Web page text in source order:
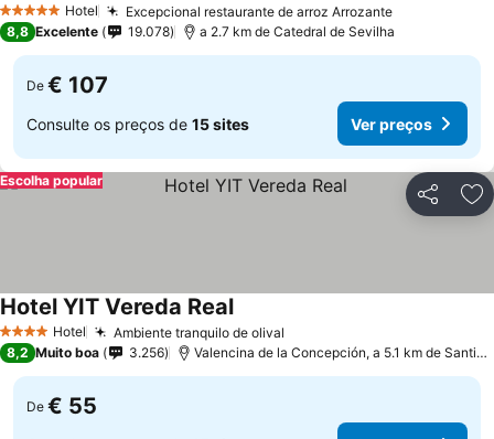
5 Estrelas Hotel Excepcional restaurante de arroz Arrozante
8,8 Excelente 19.078 a 2.7 km de Catedral de Sevilha
De € 107
Consulte os preços de 15 sites Ver preços
Partilhar
Escolha popular
4 EstrelasHotel Ambiente tranquilo de olival
Hotel YIT Vereda Real
8,2 Muito boa 3.256 Valencina de la Concepción, a 5.1 km de Santiponce
De € 55